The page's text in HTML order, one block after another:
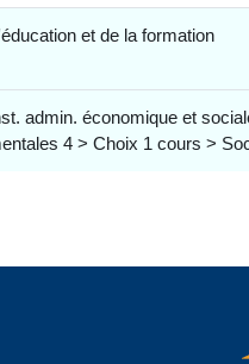
et de la formation
admin. économique et
4 > Choix 1 cours >